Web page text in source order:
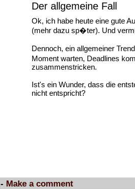
Der allgemeine Fall
Ok, ich habe heute eine gute
(mehr dazu sp�ter). Und
Dennoch, ein allgemeiner
Moment warten, Deadlines
zusammenstricken.
Ist's ein Wunder, dass die
nicht entspricht?
- Make a comment